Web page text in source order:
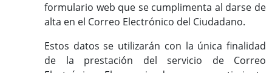
formulario web que se cumplimenta al darse de
alta en el Correo Electrónico del Ciudadano.
Estos datos se utilizarán con la única finalidad
de la prestación del servicio de Correo